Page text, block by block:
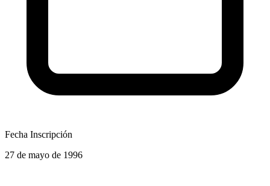
Fecha Inscripción
27 de mayo de 1996